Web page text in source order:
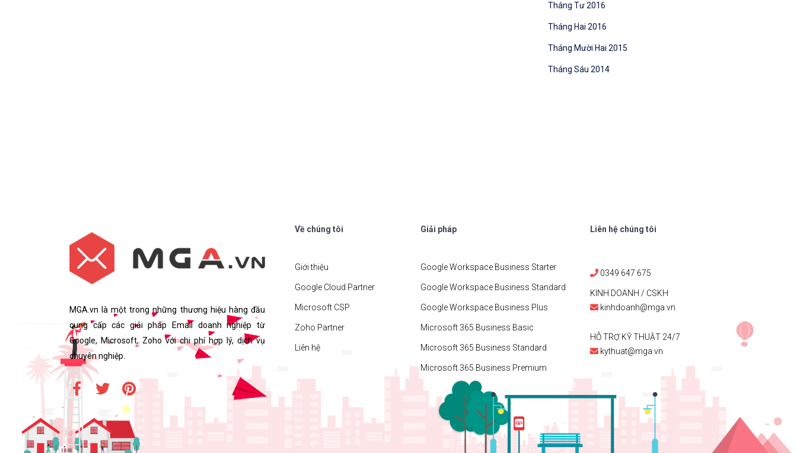
Tháng Tư 2016
Tháng Hai 2016
Tháng Mười Hai 2015
Tháng Sáu 2014
MGA.vn là một trong những thương hiệu hàng đầu
cung cấp các giải pháp Email doanh nghiệp từ
Google, Microsoft, Zoho với chi phí hợp lý, dịch vụ
chuyên nghiệp.
Về chúng tôi
Giới thiệu
Google Cloud Partner
Microsoft CSP
Zoho Partner
Liên hệ
Giải pháp
Google Workspace Business Starter
Google Workspace Business Standard
Google Workspace Business Plus
Microsoft 365 Business Basic
Microsoft 365 Business Standard
Microsoft 365 Business Premium
Liên hệ chúng tôi
0349 647 675
KINH DOANH / CSKH
kinhdoanh@mga.vn
HỖ TRỢ KỸ THUẬT 24/7
kythuat@mga.vn